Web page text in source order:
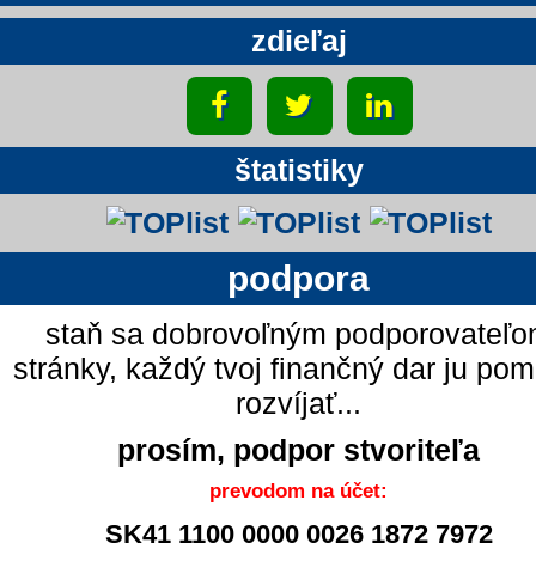
zdieľaj
štatistiky
podpora
staň sa dobrovoľným
stránky, každý tvoj finančný dar ju
rozvíjať...
prosím, podpor stvoriteľa
prevodom na účet:
SK41 1100 0000 0026 1872 7972